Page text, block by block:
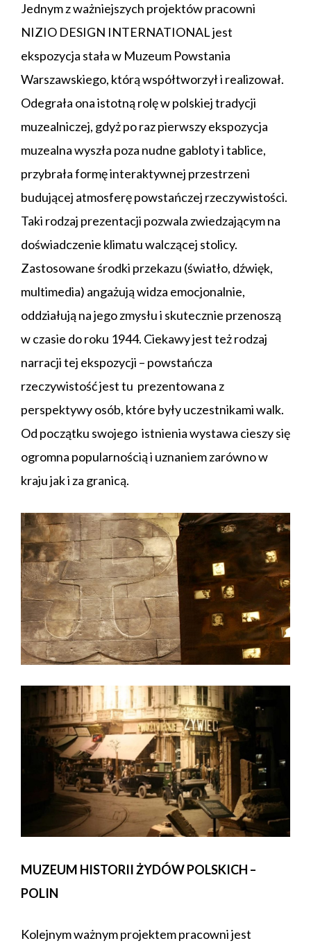
Jednym z ważniejszych projektów pracowni
NIZIO DESIGN INTERNATIONAL jest
ekspozycja stała w Muzeum Powstania
Warszawskiego, którą współtworzył i realizował.
Odegrała ona istotną rolę w polskiej tradycji
muzealniczej, gdyż po raz pierwszy ekspozycja
muzealna wyszła poza nudne gabloty i tablice,
przybrała formę interaktywnej przestrzeni
budującej atmosferę powstańczej rzeczywistości.
Taki rodzaj prezentacji pozwala zwiedzającym na
doświadczenie klimatu walczącej stolicy.
Zastosowane środki przekazu (światło, dźwięk,
multimedia) angażują widza emocjonalnie,
oddziałują na jego zmysłu i skutecznie przenoszą
w czasie do roku 1944. Ciekawy jest też rodzaj
narracji tej ekspozycji – powstańcza
rzeczywistość jest tu prezentowana z
perspektywy osób, które były uczestnikami walk.
Od początku swojego istnienia wystawa cieszy się
ogromna popularnością i uznaniem zarówno w
kraju jak i za granicą.
MUZEUM HISTORII ŻYDÓW POLSKICH –
POLIN
Kolejnym ważnym projektem pracowni jest